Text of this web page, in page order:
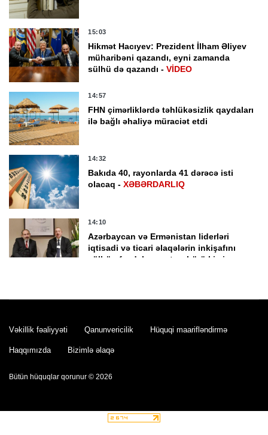
15:03
Hikmət Hacıyev: Prezident İlham Əliyev
müharibəni qazandı, eyni zamanda
sülhü də qazandı -VİDEO
14:57
FHN çimərliklərdə təhlükəsizlik qaydaları
ilə bağlı əhaliyə müraciət etdi
14:32
Bakıda 40, rayonlarda 41 dərəcə isti
olacaq -XƏBƏRDARLIQ
14:10
Azərbaycan və Ermənistan liderləri
iqtisadi və ticari əlaqələrin inkişafını
sülhün faydalarının təzahürü kimi
Nikol Paşinyan Prezident İlham Əliyevə
12:29
12:01
Vəkillik fəaliyyəti Qanunvericilik Hüquqi maarifləndirmə
Haqqımızda Bizimlə əlaqə
Bütün hüquqlar qorunur © 2026